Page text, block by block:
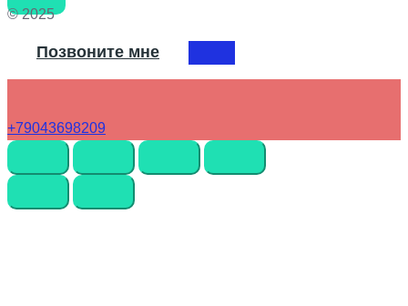
© 2025
Позвоните мне
+79043698209